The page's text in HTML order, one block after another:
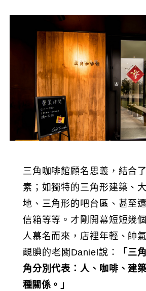
三角咖啡館顧名思義，結合
素；如獨特的三角形建築、
地、三角形的吧台區、甚至
信箱等等。才剛開幕短短幾
人慕名而來，店裡年輕、帥
靦腆的老闆Daniel說：
「三
角分別代表：人、咖啡、建
種關係。」